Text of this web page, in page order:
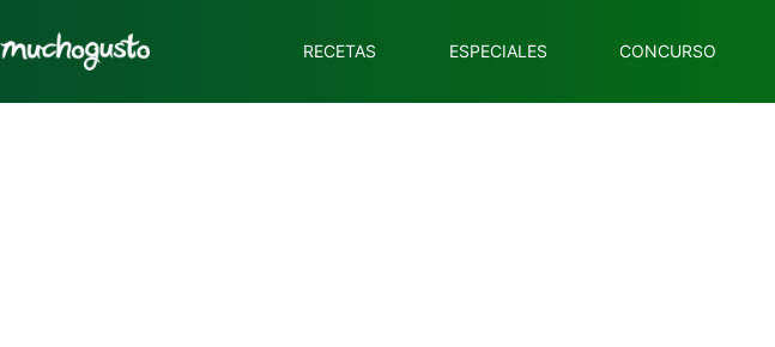
RECETAS ESPECIALES CONCURSO